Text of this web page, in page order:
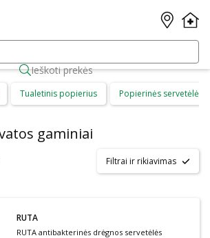
Ieškoti prekės
Tualetinis popierius Popierinės servetėlės
gaminiai
Filtrai ir rikiavimas
RUTA
RUTA antibakterinės drėgnos servetėlės